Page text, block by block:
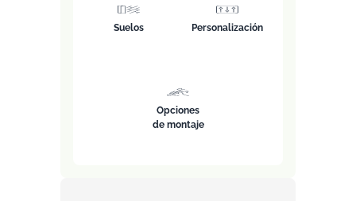
Suelos Personalización
Opciones
de montaje